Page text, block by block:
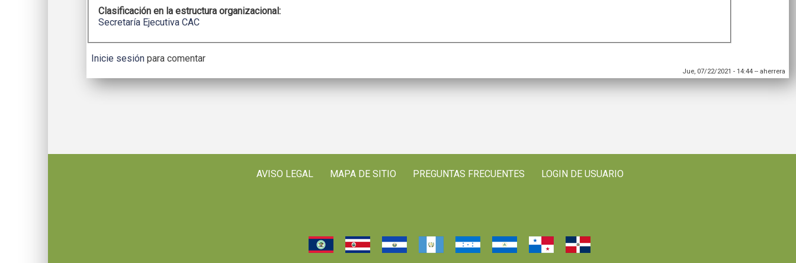
Clasificación en la estructura organizacional:
Secretaría Ejecutiva CAC
Inicie sesión para comentar
Jue, 07/22/2021 - 14:44 --aherrera
AVISO LEGAL MAPA DE SITIO PREGUNTAS FRECUENTES LOGIN DE USUARIO